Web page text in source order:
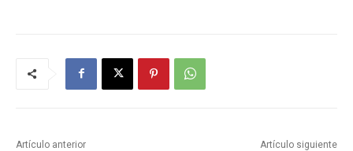
Artículo anterior Artículo siguiente